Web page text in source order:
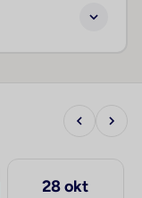
28 okt